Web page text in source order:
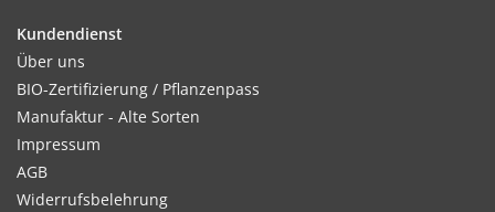
Kundendienst
Über uns
BIO-Zertifizierung / Pflanzenpass
Manufaktur - Alte Sorten
Impressum
AGB
Widerrufsbelehrung